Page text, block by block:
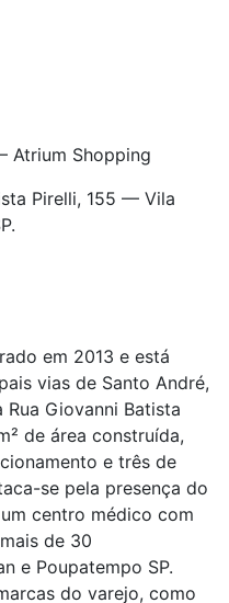
Atrium Shopping
Pirelli, 155 — Vila
em 2013 e está
vias de Santo André,
Giovanni Batista
de área construída,
e três de
se pela presença do
centro médico com
de 30
e Poupatempo SP.
do varejo, como